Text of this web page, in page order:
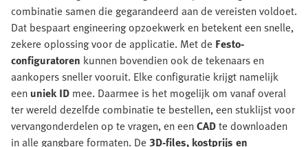
combinatie samen die gegarandeerd aan de vereisten voldoet.
Dat bespaart engineering opzoekwerk en betekent een snelle,
zekere oplossing voor de applicatie. Met de Festo-
configuratoren kunnen bovendien ook de tekenaars en
aankopers sneller vooruit. Elke configuratie krijgt namelijk
een uniek ID mee. Daarmee is het mogelijk om vanaf overal
ter wereld dezelfde combinatie te bestellen, een stuklijst voor
vervangonderdelen op te vragen, en eenCADte downloaden
in alle gangbare formaten. De 3D-files, kostprijs en